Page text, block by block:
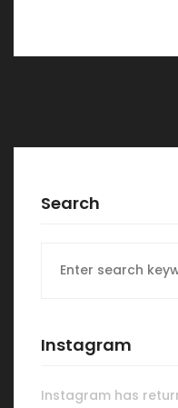
Search
for:
Instagram
Instagram has